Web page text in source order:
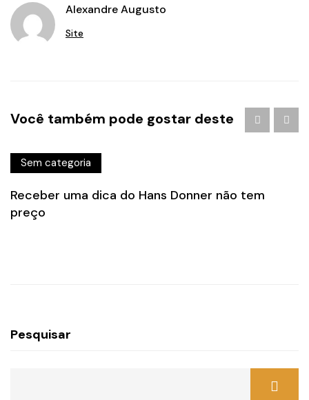
Alexandre Augusto
Site
Você também pode gostar deste
Sem categoria
Receber uma dica do Hans Donner não tem
preço
Pesquisar